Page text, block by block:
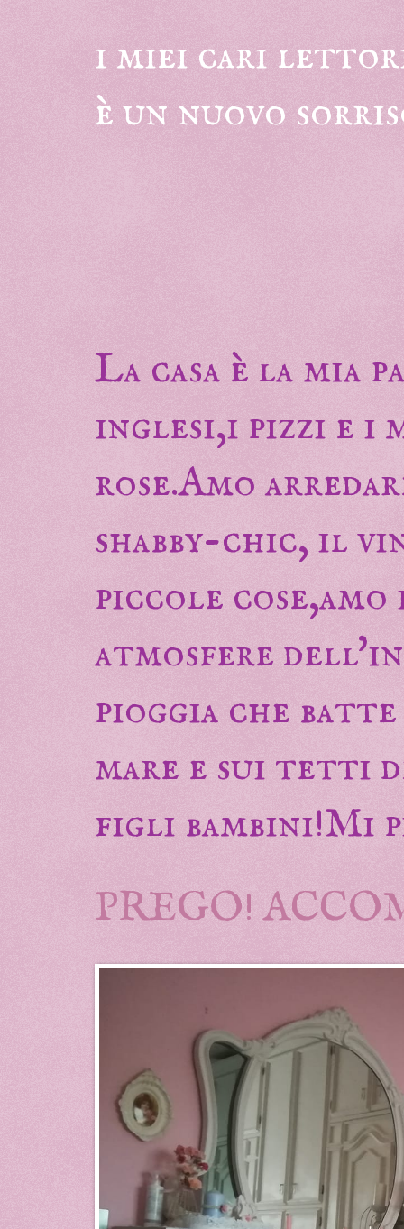
i miei cari
è un nuovo
La casa è la mia
inglesi,i pizzi e
rose.Amo
shabby-chic, il
piccole
atmosfere
pioggia che
mare e sui tetti
figli bambini!Mi
PREGO!